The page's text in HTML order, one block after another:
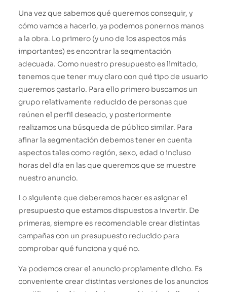
Una vez que sabemos qué queremos conseguir, y
cómo vamos a hacerlo, ya podemos ponernos manos
a la obra. Lo primero (y uno de los aspectos más
importantes) es encontrar la segmentación
adecuada. Como nuestro presupuesto es limitado,
tenemos que tener muy claro con qué tipo de usuario
queremos gastarlo. Para ello primero buscamos un
grupo relativamente reducido de personas que
reúnen el perfil deseado, y posteriormente
realizamos una búsqueda de público similar. Para
afinar la segmentación debemos tener en cuenta
aspectos tales como región, sexo, edad o incluso
horas del día en las que queremos que se muestre
nuestro anuncio.
Lo siguiente que deberemos hacer es asignar el
presupuesto que estamos dispuestos a invertir. De
primeras, siempre es recomendable crear distintas
campañas con un presupuesto reducido para
comprobar qué funciona y qué no.
Ya podemos crear el anuncio propiamente dicho. Es
conveniente crear distintas versiones de los anuncios